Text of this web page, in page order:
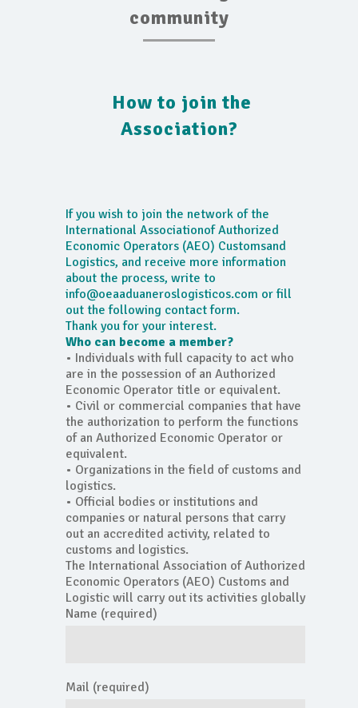
community
How to join the
Association?
If you wish to join the network of the
International Associationof Authorized
Economic Operators (AEO) Customsand
Logistics, and receive more information
about the process, write to
info@oeaaduaneroslogisticos.com or fill
out the following contact form.
Thank you for your interest.
Who can become a member?
• Individuals with full capacity to act who
are in the possession of an Authorized
Economic Operator title or equivalent.
• Civil or commercial companies that have
the authorization to perform the functions
of an Authorized Economic Operator or
equivalent.
• Organizations in the field of customs and
logistics.
• Official bodies or institutions and
companies or natural persons that carry
out an accredited activity, related to
customs and logistics.
The International Association of Authorized
Economic Operators (AEO) Customs and
Logistic will carry out its activities globally
Name (required)
Mail (required)